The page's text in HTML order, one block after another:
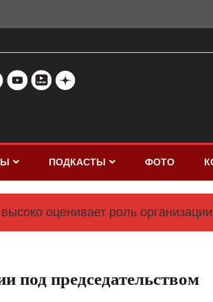
ПОДКАСТЫ ФОТО
оценивает роль
под председательством